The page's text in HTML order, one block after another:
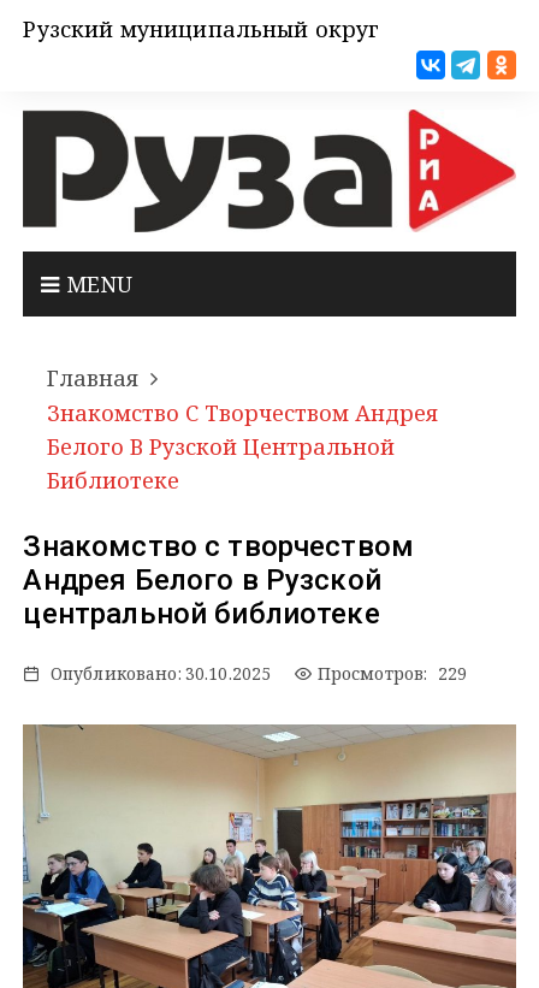
Рузский муниципальный округ
MENU
Главная
Знакомство С Творчеством Андрея
Белого В Рузской Центральной
Библиотеке
Знакомство с творчеством
Андрея Белого в Рузской
центральной библиотеке
Опубликовано: 30.10.2025 Просмотров: 229